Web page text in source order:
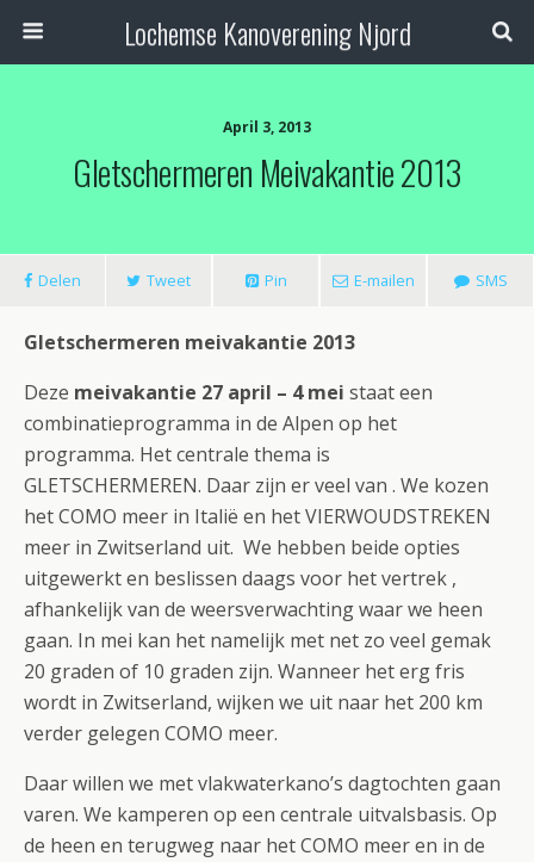
Lochemse Kanoverening Njord
April 3, 2013
Gletschermeren Meivakantie 2013
Delen Tweet Pin E-mailen SMS
Gletschermeren meivakantie 2013
Deze meivakantie 27 april – 4 mei staat een
combinatieprogramma in de Alpen op het
programma. Het centrale thema is
GLETSCHERMEREN. Daar zijn er veel van . We kozen
het COMO meer in Italië en het VIERWOUDSTREKEN
meer in Zwitserland uit. We hebben beide opties
uitgewerkt en beslissen daags voor het vertrek ,
afhankelijk van de weersverwachting waar we heen
gaan. In mei kan het namelijk met net zo veel gemak
20 graden of 10 graden zijn. Wanneer het erg fris
wordt in Zwitserland, wijken we uit naar het 200 km
verder gelegen COMO meer.
Daar willen we met vlakwaterkano’s dagtochten gaan
varen. We kamperen op een centrale uitvalsbasis. Op
de heen en terugweg naar het COMO meer en in de